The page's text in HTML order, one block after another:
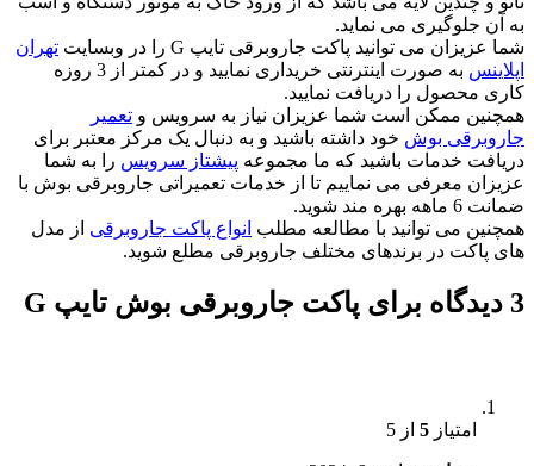
به آن جلوگیری می نماید.
شما عزیزان می توانید پاکت جاروبرقی تایپ G را در وبسایت
تهران
اپلاینس
به صورت اینترنتی خریداری نمایید و در کمتر از 3 روزه
کاری محصول را دریافت نمایید.
همچنین ممکن است شما عزیزان نیاز به سرویس و تعمیر
جاروبرقی بوش خود داشته باشید و به دنبال یک مرکز معتبر برای
دریافت خدمات باشید که ما مجموعه پیشتاز سرویس را به شما
عزیزان معرفی می نماییم تا از خدمات تعمیراتی جاروبرقی بوش با
ضمانت 6 ماهه بهره مند شوید.
همچنین می توانید با مطالعه مطلب انواع پاکت جاروبرقی از مدل
های پاکت در برندهای مختلف جاروبرقی مطلع شوید.
3 دیدگاه برای پاکت جاروبرقی بوش تایپ G
امتیاز 5 از 5